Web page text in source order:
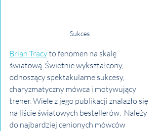
Sukces
Brian Tracy to fenomen na skalę
światową. Świetnie wykształcony,
odnoszący spektakularne sukcesy,
charyzmatyczny mówca i motywujący
trener. Wiele z jego publikacji znalazło się
na liście światowych bestellerów.  Należy
do najbardziej cenionych mówców